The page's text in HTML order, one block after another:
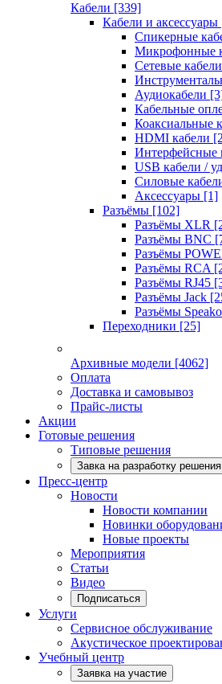
Кабели [339]
Кабели и аксессуары
Спикерные
Микрофонные
Сетевые кабели
Аудиокабели
Кабельные
Коаксиальные
HDMI кабели
Интерфейсные
USB кабели /
Силовые
Аксессуары [1]
Разъёмы [102]
Разъёмы XLR
Разъёмы BNC
Разъёмы
Разъёмы RCA
Разъёмы RJ45
Разъёмы Jack
Разъёмы
Переходники [25]
Архивные модели [4062]
Оплата
Доставка и самовывоз
Прайс-листы
Акции
Готовые решения
Типовые решения
Завка на разработку решения
Пресс-центр
Новости
Новости компании
Новинки
Новые проекты
Мероприятия
Статьи
Видео
Подписаться
Услуги
Сервисное обслуживание
Акустическое
Учебный центр
Заявка на участие